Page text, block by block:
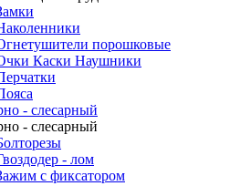
порошковые
Каски Наушники
- слесарный
- слесарный
- лом
с фиксатором